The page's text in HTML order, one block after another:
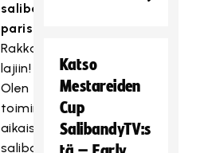
salibandyn
parissa?
Rakkaudesta
lajiin!
Olen
toiminut
aikaisemmin
salibandy-
Katso
Mestareiden
Cup
SalibandyTV:s